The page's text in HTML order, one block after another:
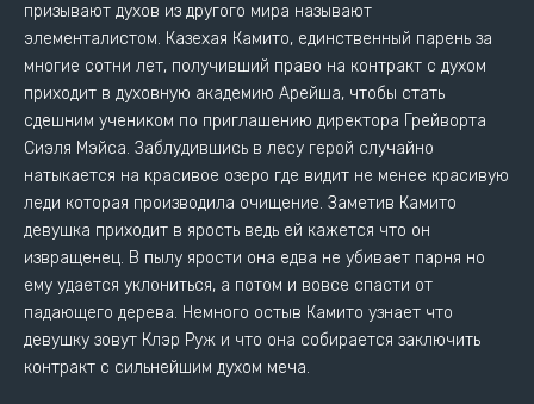
призывают духов из другого мира называют
элементалистом. Казехая Камито, единственный парень за
многие сотни лет, получивший право на контракт с духом
приходит в духовную академию Арейша, чтобы стать
сдешним учеником по приглашению директора Грейворта
Сиэля Мэйса. Заблудившись в лесу герой случайно
натыкается на красивое озеро где видит не менее красивую
леди которая производила очищение. Заметив Камито
девушка приходит в ярость ведь ей кажется что он
извращенец. В пылу ярости она едва не убивает парня но
ему удается уклониться, а потом и вовсе спасти от
падающего дерева. Немного остыв Камито узнает что
девушку зовут Клэр Руж и что она собирается заключить
контракт с сильнейшим духом меча.